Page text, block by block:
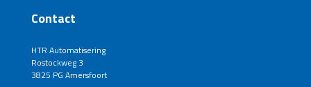
Contact
HTR Automatisering
Rostockweg 3
3825 PG Amersfoort